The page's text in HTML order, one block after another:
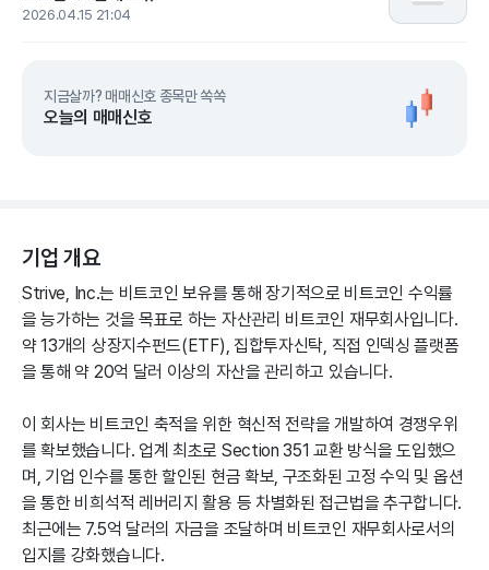
2026.04.15 21:04
지금살까? 매매신호 종목만 쏙쏙
오늘의 매매신호
기업 개요
Strive, Inc.는 비트코인 보유를 통해 장기적으로 비트코인 수익률
을 능가하는 것을 목표로 하는 자산관리 비트코인 재무회사입니다.
약 13개의 상장지수펀드(ETF), 집합투자신탁, 직접 인덱싱 플랫폼
을 통해 약 20억 달러 이상의 자산을 관리하고 있습니다.
이 회사는 비트코인 축적을 위한 혁신적 전략을 개발하여 경쟁우위
를 확보했습니다. 업계 최초로 Section 351 교환 방식을 도입했으
며, 기업 인수를 통한 할인된 현금 확보, 구조화된 고정 수익 및 옵션
을 통한 비희석적 레버리지 활용 등 차별화된 접근법을 추구합니다.
최근에는 7.5억 달러의 자금을 조달하며 비트코인 재무회사로서의
입지를 강화했습니다.